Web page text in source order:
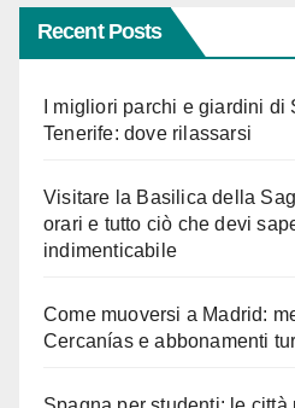
Recent Posts
I migliori parchi e giardini di
Tenerife: dove rilassarsi
Visitare la Basilica della
orari e tutto ciò che devi
indimenticabile
Come muoversi a Madrid:
Cercanías e abbonamenti